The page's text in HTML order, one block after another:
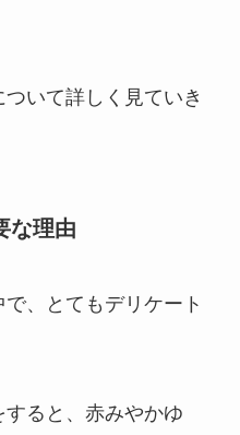
いて詳しく見ていき
な理由
、とてもデリケート
ると、赤みやかゆ